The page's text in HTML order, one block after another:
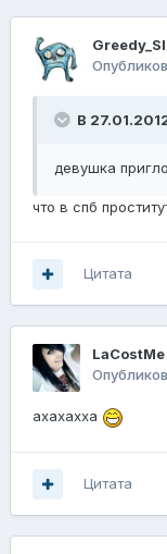
В
девушка
что в спб
Цитата
LaCostMe
ахахахха
Цитата